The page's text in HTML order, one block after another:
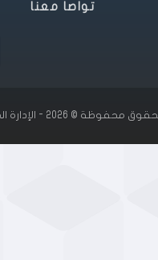
تواصا معنا
© 2026 - الإدارة المركزية للإحصاء